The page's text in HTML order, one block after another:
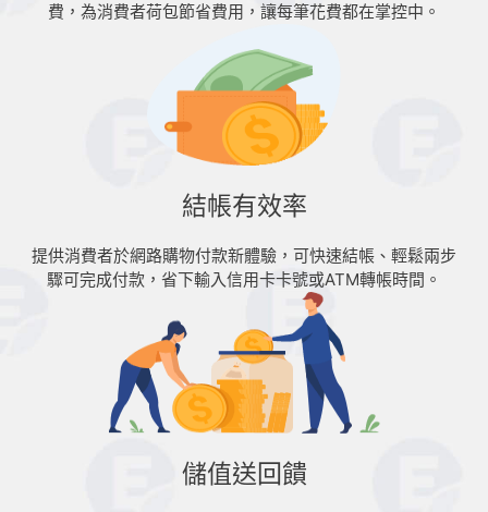
費，為消費者荷包節省費用，讓每筆花費都在掌控中。
結帳有效率
提供消費者於網路購物付款新體驗，可快速結帳、輕鬆兩步
驟可完成付款，省下輸入信用卡卡號或ATM轉帳時間。
儲值送回饋